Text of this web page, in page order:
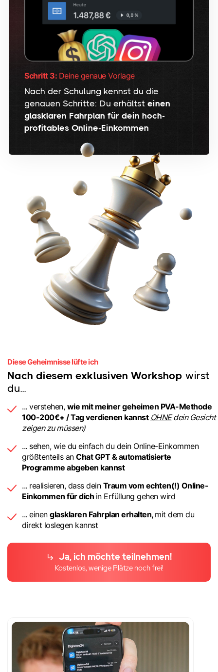
Schritt 3: Deine genaue Vorlage
Nach der Schulung kennst du die
genauen Schritte: Du erhältst einen
glasklaren Fahrplan für dein hoch-
profitables Online-Einkommen
Diese Geheimnisse lüfte ich
Nach diesem exklusiven Workshop wirst
du...
... verstehen, wie mit meiner geheimen PVA-Methode
100-200€+ / Tag verdienen kannst OHNEdein Gesicht
zeigen zu müssen)
... sehen, wie du einfach du dein Online-Einkommen
größtenteils an Chat GPT & automatisierte
Programme abgeben kannst
... realisieren, dass dein Traum vom echten(!) Online-
Einkommen für dich in Erfüllung gehen wird
... einen glasklaren Fahrplan erhalten, mit dem du
direkt loslegen kannst
Ja, ich möchte teilnehmen!
Kostenlos, wenige Plätze noch frei!